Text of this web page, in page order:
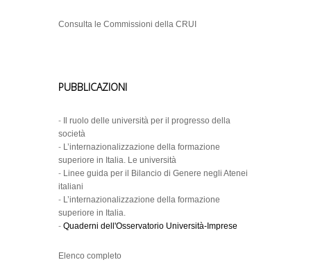
Consulta le Commissioni della CRUI
PUBBLICAZIONI
-
Il ruolo delle università per il progresso della
società
- L’internazionalizzazione della formazione
superiore in Italia. Le università
- Linee guida per il Bilancio di Genere negli Atenei
italiani
- L’internazionalizzazione della formazione
superiore in Italia.
- Quaderni dell'Osservatorio Università-Imprese
Elenco completo